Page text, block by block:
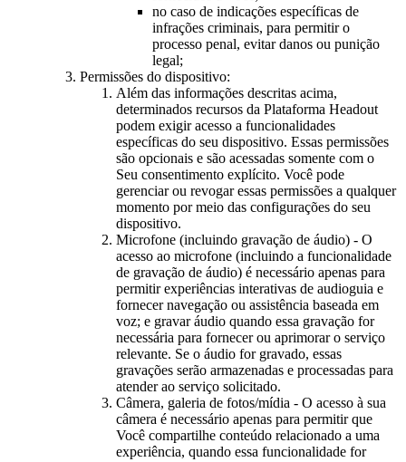
no caso de indicações específicas de
infrações criminais, para permitir o
processo penal, evitar danos ou punição
legal;
Permissões do dispositivo:
Além das informações descritas acima,
determinados recursos da Plataforma Headout
podem exigir acesso a funcionalidades
específicas do seu dispositivo. Essas permissões
são opcionais e são acessadas somente com o
Seu consentimento explícito. Você pode
gerenciar ou revogar essas permissões a qualquer
momento por meio das configurações do seu
dispositivo.
Microfone (incluindo gravação de áudio) - O
acesso ao microfone (incluindo a funcionalidade
de gravação de áudio) é necessário apenas para
permitir experiências interativas de audioguia e
fornecer navegação ou assistência baseada em
voz; e gravar áudio quando essa gravação for
necessária para fornecer ou aprimorar o serviço
relevante. Se o áudio for gravado, essas
gravações serão armazenadas e processadas para
atender ao serviço solicitado.
Câmera, galeria de fotos/mídia - O acesso à sua
câmera é necessário apenas para permitir que
Você compartilhe conteúdo relacionado a uma
experiência, quando essa funcionalidade for